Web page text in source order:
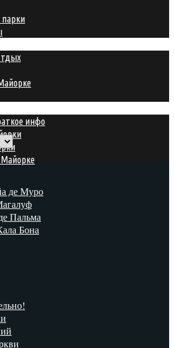
инфо
де Муро
Пальма
Бона